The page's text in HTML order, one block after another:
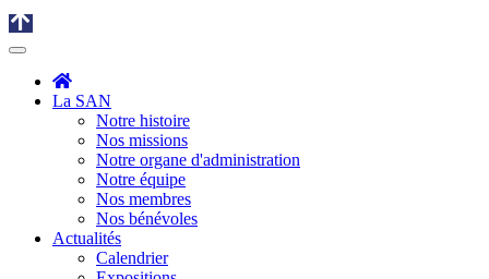
La SAN
Notre histoire
Nos missions
Notre organe d'administration
Notre équipe
Nos membres
Nos bénévoles
Actualités
Calendrier